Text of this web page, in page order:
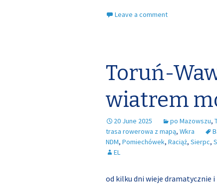
Leave a comment
Toruń-
wiatrem
20 June 2025 po Mazowszu,
trasa rowerowa z mapą, Wkra
NDM, Pomiechówek, Raciąż, Sierpc,
EL
od kilku dni wieje dramatycznie i